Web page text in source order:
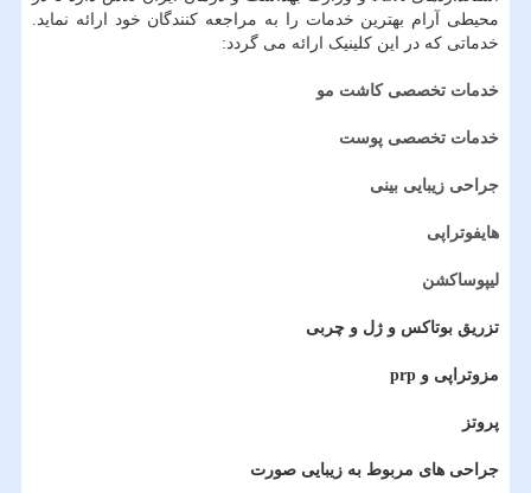
محیطی آرام بهترین خدمات را به مراجعه کنندگان خود ارائه نماید.
خدماتی که در این کلینیک ارائه می گردد:
خدمات تخصصی کاشت مو
خدمات تخصصی پوست
جراحی زیبایی بینی
هایفوتراپی
لیپوساکشن
تزریق بوتاکس و ژل و چربی
مزوتراپی و prp
پروتز
جراحی های مربوط به زیبایی صورت